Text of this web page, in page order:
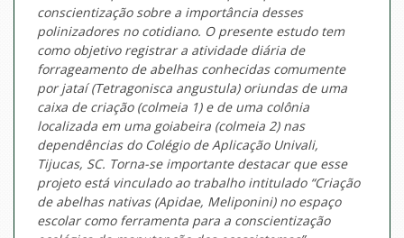
conscientização sobre a importância desses
polinizadores no cotidiano. O presente estudo tem
como objetivo registrar a atividade diária de
forrageamento de abelhas conhecidas comumente
por jataí (Tetragonisca angustula) oriundas de uma
caixa de criação (colmeia 1) e de uma colônia
localizada em uma goiabeira (colmeia 2) nas
dependências do Colégio de Aplicação Univali,
Tijucas, SC. Torna-se importante destacar que esse
projeto está vinculado ao trabalho intitulado “Criação
de abelhas nativas (Apidae, Meliponini) no espaço
escolar como ferramenta para a conscientização